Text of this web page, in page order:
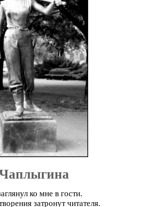
ко мне в гости.
затронут читателя.